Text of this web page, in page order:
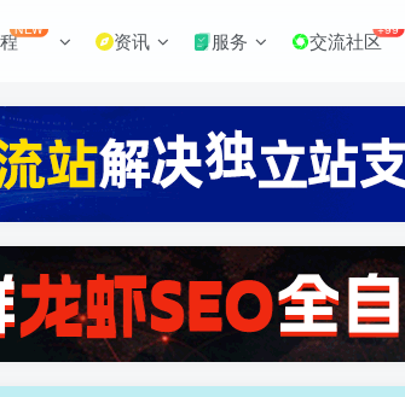
NEW 资讯 服务 交流社区+99